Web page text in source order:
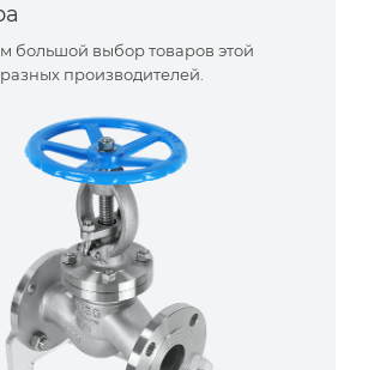
большой выбор товаров этой
производителей.